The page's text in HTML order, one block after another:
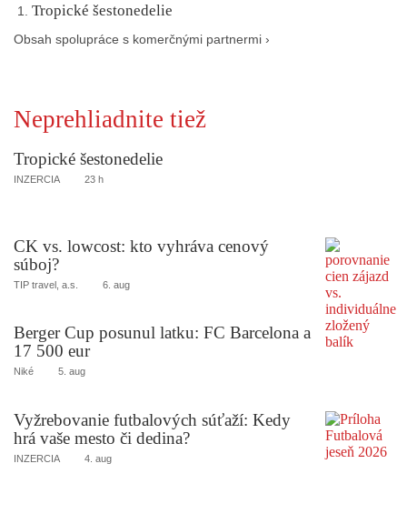
Tropické šestonedelie
Obsah spolupráce s komerčnými partnermi ›
Neprehliadnite tiež
Tropické šestonedelie
INZERCIA 23 h
CK vs. lowcost: kto vyhráva cenový
súboj?
TIP travel, a.s. 6. aug
Berger Cup posunul latku: FC Barcelona a
17 500 eur
Niké 5. aug
Vyžrebovanie futbalových súťaží: Kedy
hrá vaše mesto či dedina?
INZERCIA 4. aug